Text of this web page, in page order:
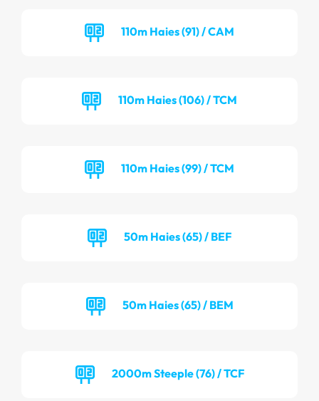
110m Haies (91) / CAM
110m Haies (106) / TCM
110m Haies (99) / TCM
50m Haies (65) / BEF
50m Haies (65) / BEM
2000m Steeple (76) / TCF